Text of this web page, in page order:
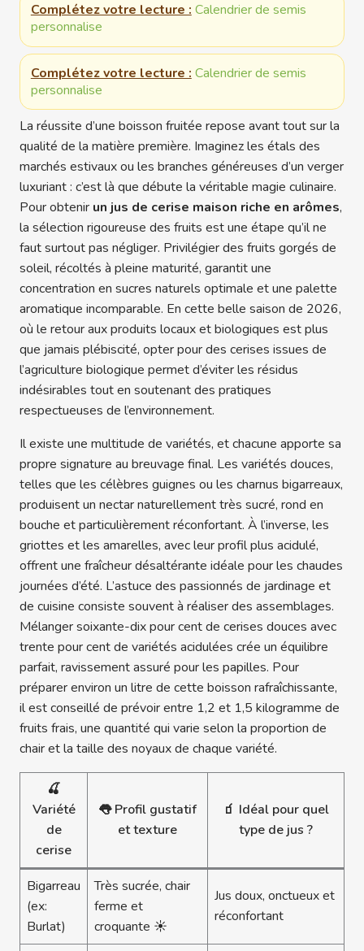
Complétez votre lecture : Calendrier de semis
personnalise
Complétez votre lecture : Calendrier de semis
personnalise
La réussite d’une boisson fruitée repose avant tout sur la
qualité de la matière première. Imaginez les étals des
marchés estivaux ou les branches généreuses d’un verger
luxuriant : c’est là que débute la véritable magie culinaire.
Pour obtenir un jus de cerise maison riche en arômes,
la sélection rigoureuse des fruits est une étape qu’il ne
faut surtout pas négliger. Privilégier des fruits gorgés de
soleil, récoltés à pleine maturité, garantit une
concentration en sucres naturels optimale et une palette
aromatique incomparable. En cette belle saison de 2026,
où le retour aux produits locaux et biologiques est plus
que jamais plébiscité, opter pour des cerises issues de
l’agriculture biologique permet d’éviter les résidus
indésirables tout en soutenant des pratiques
respectueuses de l’environnement.
Il existe une multitude de variétés, et chacune apporte sa
propre signature au breuvage final. Les variétés douces,
telles que les célèbres guignes ou les charnus bigarreaux,
produisent un nectar naturellement très sucré, rond en
bouche et particulièrement réconfortant. À l’inverse, les
griottes et les amarelles, avec leur profil plus acidulé,
offrent une fraîcheur désaltérante idéale pour les chaudes
journées d’été. L’astuce des passionnés de jardinage et
de cuisine consiste souvent à réaliser des assemblages.
Mélanger soixante-dix pour cent de cerises douces avec
trente pour cent de variétés acidulées crée un équilibre
parfait, ravissement assuré pour les papilles. Pour
préparer environ un litre de cette boisson rafraîchissante,
il est conseillé de prévoir entre 1,2 et 1,5 kilogramme de
fruits frais, une quantité qui varie selon la proportion de
chair et la taille des noyaux de chaque variété.
🍒
Variété
de
cerise
👅 Profil gustatif
et texture
🧃 Idéal pour quel
type de jus ?
Bigarreau
(ex:
Burlat)
Très sucrée, chair
ferme et
croquante ☀️
Jus doux, onctueux et
réconfortant